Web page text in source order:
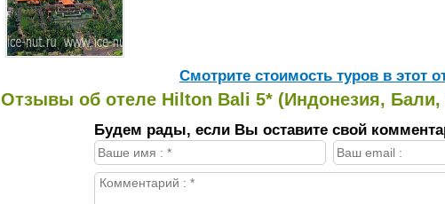
Cмотрите стоимость туров в этот
Отзывы об отеле Hilton Bali 5* (Индонезия, Бали,
Будем рады, если Вы оставите свой